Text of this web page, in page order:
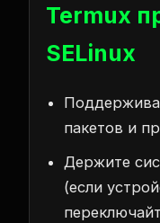
Termux
SELinux
пакетов и
Держите
(если